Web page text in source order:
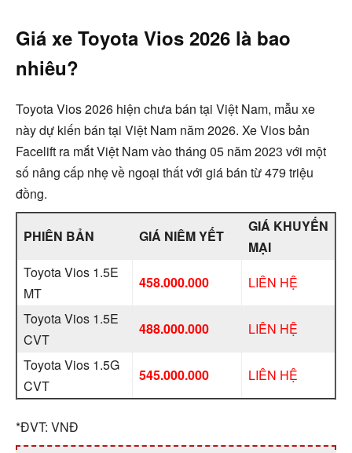
Giá xe Toyota Vios 2026 là bao
nhiêu?
Toyota Vios 2026 hiện chưa bán tại Việt Nam, mẫu xe
này dự kiến bán tại Việt Nam năm 2026. Xe Vios bản
Facelift ra mắt Việt Nam vào tháng 05 năm 2023 với một
số nâng cấp nhẹ về ngoại thất với giá bán từ 479 triệu
đồng.
PHIÊN BẢN GIÁ NIÊM YẾT
GIÁ KHUYẾN
MẠI
Toyota Vios 1.5E
MT
458.000.000
LIÊN HỆ
Toyota Vios 1.5E
CVT
488.000.000
LIÊN HỆ
Toyota Vios 1.5G
CVT
545.000.000 LIÊN HỆ
*ĐVT: VNĐ